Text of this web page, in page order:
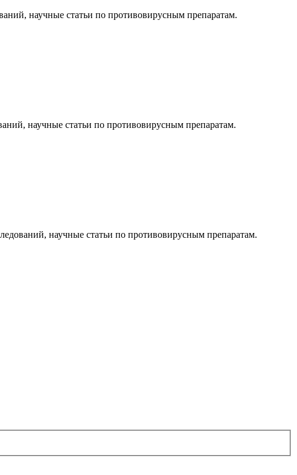
научные статьи по противовирусным препаратам.
научные статьи по противовирусным препаратам.
научные статьи по противовирусным препаратам.